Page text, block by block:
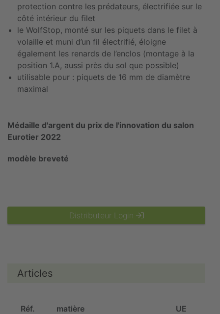
protection contre les prédateurs, électrifiée sur le
côté intérieur du filet
le WolfStop, monté sur les piquets dans le filet à
volaille et muni d’un fil électrifié, éloigne
également les renards de l’enclos (montage à la
position 1.A, aussi près du sol que possible)
utilisable pour : piquets de 16 mm de diamètre
maximal
Médaille d'argent du prix de l'innovation du salon
Eurotier 2022
modèle breveté
Distributeur Login
Articles
Réf. matière UE